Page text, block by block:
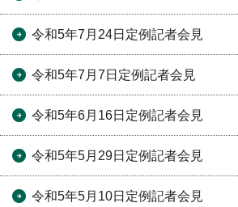
令和5年7月24日定例記者会見
令和5年7月7日定例記者会見
令和5年6月16日定例記者会見
令和5年5月29日定例記者会見
令和5年5月10日定例記者会見